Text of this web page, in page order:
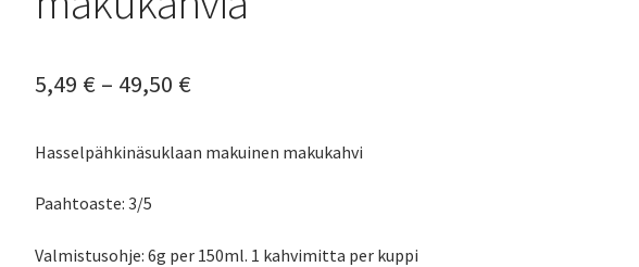
5,49 € – 49,50 €Hintaluokka:
-
Hasselpähkinäsuklaan makuinen makukahvi
Paahtoaste: 3/5
Valmistusohje: 6g per 150ml. 1 kahvimitta per kuppi